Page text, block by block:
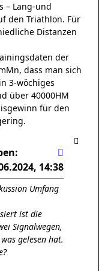
– Lang-und
den Triathlon. Für
Distanzen
der
dass man sich
3-wöchiges
über 40000HM
für den
14:38
Umfang
ist die
Signalwegen,
gelesen hat.